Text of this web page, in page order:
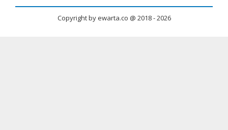
Copyright by ewarta.co @ 2018 -2026